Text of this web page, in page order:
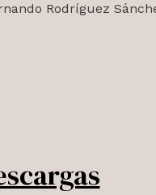
Rodríguez